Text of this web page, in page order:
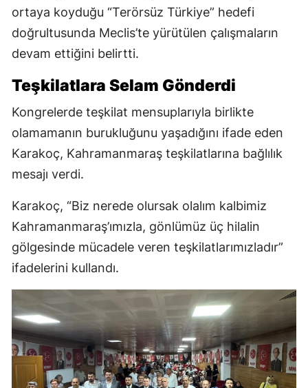
ortaya koyduğu “Terörsüz Türkiye” hedefi
doğrultusunda Meclis’te yürütülen çalışmaların
devam ettiğini belirtti.
Teşkilatlara Selam Gönderdi
Kongrelerde teşkilat mensuplarıyla birlikte
olamamanın burukluğunu yaşadığını ifade eden
Karakoç, Kahramanmaraş teşkilatlarına bağlılık
mesajı verdi.
Karakoç, “Biz nerede olursak olalım kalbimiz
Kahramanmaraş’ımızla, gönlümüz üç hilalin
gölgesinde mücadele veren teşkilatlarımızladır”
ifadelerini kullandı.